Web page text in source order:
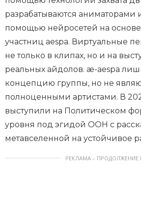
разрабатываются аниматорами
помощью нейросетей на
участниц aespa. Виртуальные
не только в клипах, но и на
реальных айдолов. æ-aespa
концепцию группы, но не
полноценными артистами. В
выступили на Политическом
уровня под эгидой ООН с
метавселенной на устойчивое
РЕКЛАМА – ПРОДОЛЖЕНИЕ